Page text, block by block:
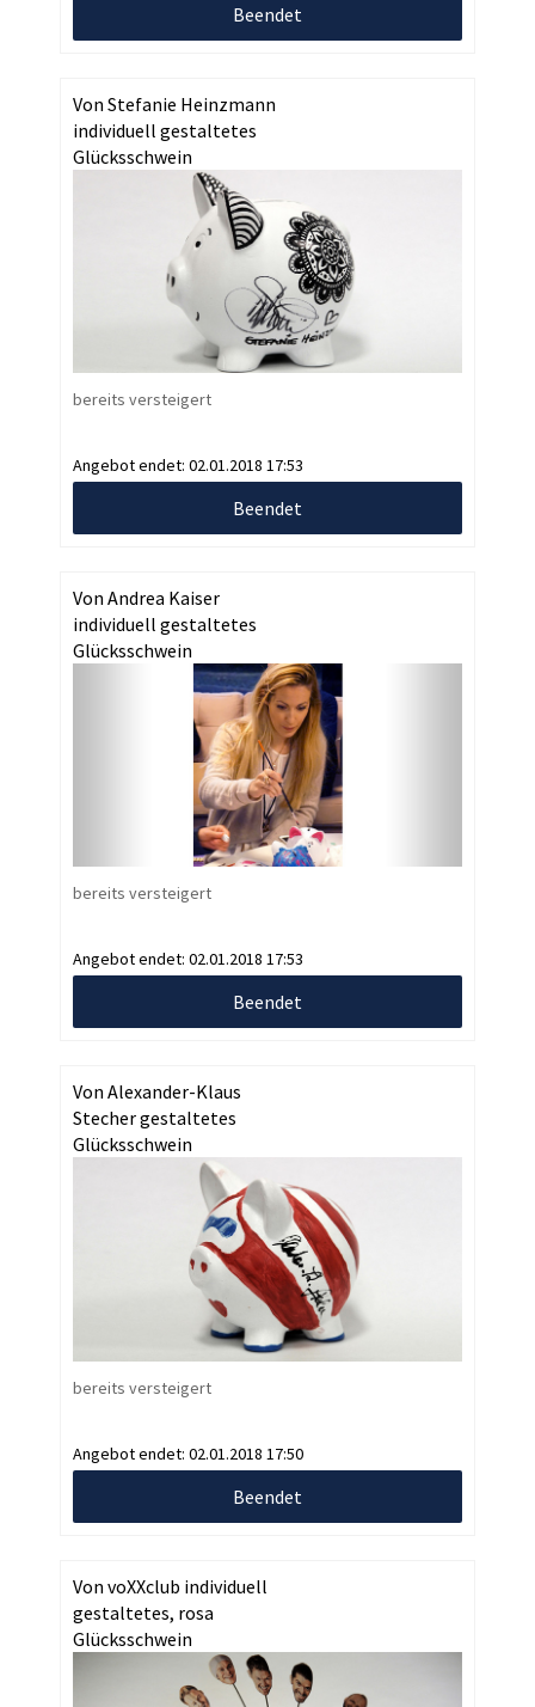
Beendet
Von Stefanie Heinzmann
individuell gestaltetes
Glücksschwein
bereits versteigert
Angebot endet: 02.01.2018 17:53
Beendet
Von Andrea Kaiser
individuell gestaltetes
Glücksschwein
bereits versteigert
Angebot endet: 02.01.2018 17:53
Beendet
Von Alexander-Klaus
Stecher gestaltetes
Glücksschwein
bereits versteigert
Angebot endet: 02.01.2018 17:50
Beendet
Von voXXclub individuell
gestaltetes, rosa
Glücksschwein